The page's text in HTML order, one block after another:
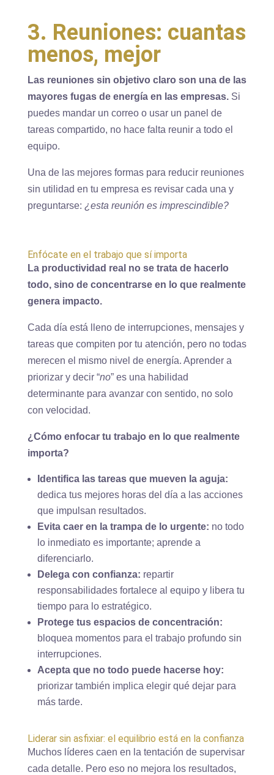
3. Reuniones: cuantas
menos, mejor
Las reuniones sin objetivo claro son una de las
mayores fugas de energía en las empresas.Si
puedes mandar un correo o usar un panel de
tareas compartido, no hace falta reunir a todo el
equipo.
Una de las mejores formas para reducir reuniones
sin utilidad en tu empresa es revisar cada una y
preguntarse: ¿esta reunión es imprescindible?
Enfócate en el trabajo que sí importa
La productividad real no se trata de hacerlo
todo, sino de concentrarse en lo que realmente
genera impacto.
Cada día está lleno de interrupciones, mensajes y
tareas que compiten por tu atención, pero no todas
merecen el mismo nivel de energía. Aprender a
priorizar y decir “no” es una habilidad
determinante para avanzar con sentido, no solo
con velocidad.
¿Cómo enfocar tu trabajo en lo que realmente
importa?
Identifica las tareas que mueven la aguja:
dedica tus mejores horas del día a las acciones
que impulsan resultados.
Evita caer en la trampa de lo urgente: no todo
lo inmediato es importante; aprende a
diferenciarlo.
Delega con confianza: repartir
responsabilidades fortalece al equipo y libera tu
tiempo para lo estratégico.
Protege tus espacios de concentración:
bloquea momentos para el trabajo profundo sin
interrupciones.
Acepta que no todo puede hacerse hoy:
priorizar también implica elegir qué dejar para
más tarde.
Liderar sin asfixiar: el equilibrio está en la confianza
Muchos líderes caen en la tentación de supervisar
cada detalle. Pero eso no mejora los resultados,